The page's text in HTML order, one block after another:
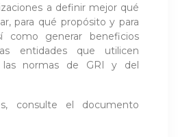
a definir mejor qué
para qué propósito y para
como generar beneficios
entidades que utilicen
las normas de GRI y del
consulte el documento